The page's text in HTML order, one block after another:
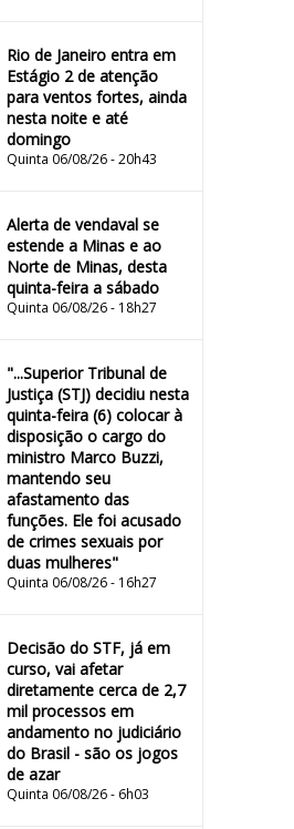
Rio de Janeiro entra em
Estágio 2 de atenção
para ventos fortes, ainda
nesta noite e até
domingo
Quinta 06/08/26 - 20h43
Alerta de vendaval se
estende a Minas e ao
Norte de Minas, desta
quinta-feira a sábado
Quinta 06/08/26 - 18h27
"...Superior Tribunal de
Justiça (STJ) decidiu nesta
quinta-feira (6) colocar à
disposição o cargo do
ministro Marco Buzzi,
mantendo seu
afastamento das
funções. Ele foi acusado
de crimes sexuais por
duas mulheres"
Quinta 06/08/26 - 16h27
Decisão do STF, já em
curso, vai afetar
diretamente cerca de 2,7
mil processos em
andamento no judiciário
do Brasil - são os jogos
de azar
Quinta 06/08/26 - 6h03